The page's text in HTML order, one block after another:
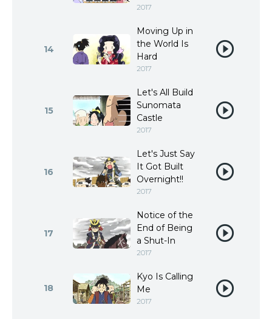
2017
14
Moving Up in
the World Is
Hard
2017
15
Let's All Build
Sunomata
Castle
2017
16
Let's Just Say
It Got Built
Overnight!!
2017
17
Notice of the
End of Being
a Shut-In
2017
18
Kyo Is Calling
Me
2017